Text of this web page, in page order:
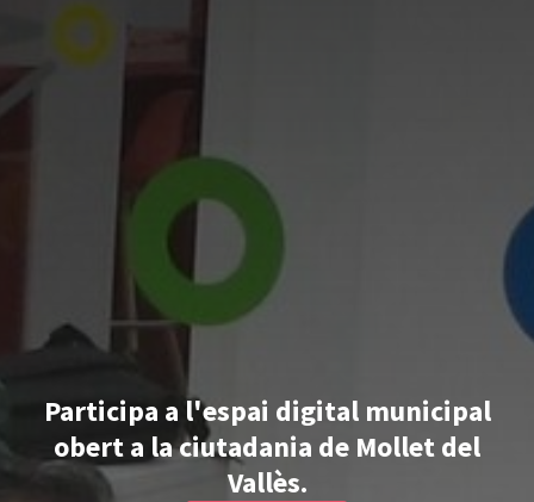
Participa a l'espai digital municipal
obert a la ciutadania de Mollet del
Vallès.